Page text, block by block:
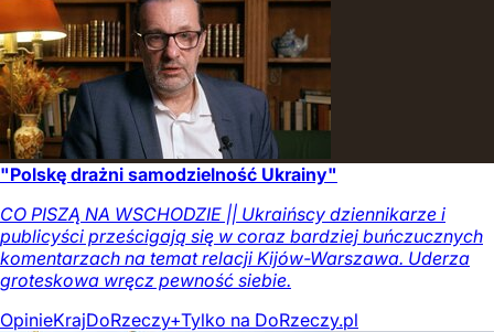
"Polskę drażni samodzielność Ukrainy"
CO PISZĄ NA WSCHODZIE || Ukraińscy dziennikarze i
publicyści prześcigają się w coraz bardziej buńczucznych
komentarzach na temat relacji Kijów-Warszawa. Uderza
groteskowa wręcz pewność siebie.
OpinieKrajDoRzeczy+Tylko na DoRzeczy.pl